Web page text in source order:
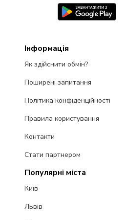
Інформація
Як здійснити обмін?
Поширені запитання
Політика конфіденційності
Правила користування
Контакти
Стати партнером
Популярні міста
Київ
Львів